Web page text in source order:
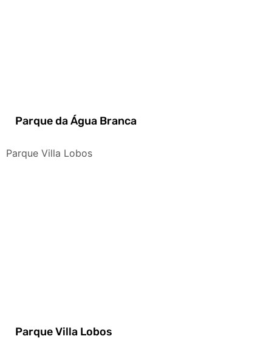
Parque da Água Branca
Parque Villa Lobos
Parque Villa Lobos